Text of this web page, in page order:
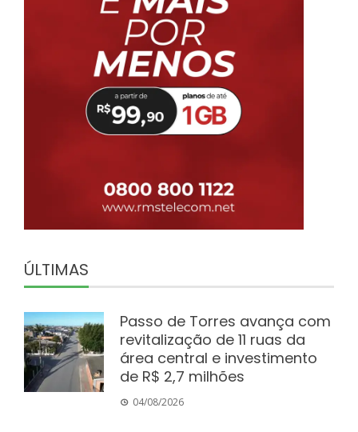
ÚLTIMAS
Passo de Torres avança com
revitalização de 11 ruas da
área central e investimento
de R$ 2,7 milhões
04/08/2026